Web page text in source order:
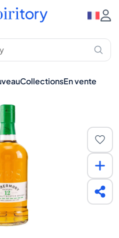
CollectionsEn vente